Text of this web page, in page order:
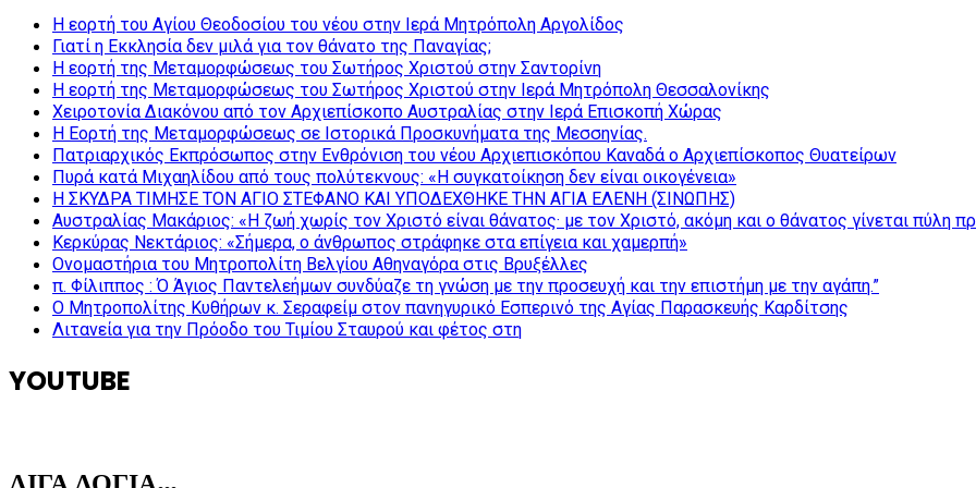
Η εορτή του Αγίου Θεοδοσίου του νέου στην Ιερά Μητρόπολη Αργολίδος
Γιατί η Εκκλησία δεν μιλά για τον θάνατο της Παναγίας;
Η εορτή της Μεταμορφώσεως του Σωτήρος Χριστού στην Σαντορίνη
Η εορτή της Μεταμορφώσεως του Σωτήρος Χριστού στην Ιερά Μητρόπολη Θεσσαλονίκης
Χειροτονία Διακόνου από τον Αρχιεπίσκοπο Αυστραλίας στην Ιερά Επισκοπή Χώρας
Η Εορτή της Μεταμορφώσεως σε Ιστορικά Προσκυνήματα της Μεσσηνίας.
Πατριαρχικός Εκπρόσωπος στην Ενθρόνιση του νέου Αρχιεπισκόπου Καναδά ο Αρχιεπίσκοπος Θυατείρων
Πυρά κατά Μιχαηλίδου από τους πολύτεκνους: «Η συγκατοίκηση δεν είναι οικογένεια»
Η ΣΚΥΔΡΑ ΤΙΜΗΣΕ ΤΟΝ ΑΓΙΟ ΣΤΕΦΑΝΟ ΚΑΙ ΥΠΟΔΕΧΘΗΚΕ ΤΗΝ ΑΓΙΑ ΕΛΕΝΗ (ΣΙΝΩΠΗΣ)
Αυστραλίας Μακάριος: «Η ζωή χωρίς τον Χριστό είναι θάνατος· με τον Χριστό, ακόμη και ο θάνατος γίνεται πύλη
Κερκύρας Νεκτάριος: «Σήμερα, ο άνθρωπος στράφηκε στα επίγεια και χαμερπή»
Ονομαστήρια του Μητροπολίτη Βελγίου Αθηναγόρα στις Βρυξέλλες
π. Φίλιππος : Ό Άγιος Παντελεήμων συνδύαζε τη γνώση με την προσευχή και την επιστήμη με την αγάπη.”
Ο Μητροπολίτης Κυθήρων κ. Σεραφείμ στον πανηγυρικό Εσπερινό της Αγίας Παρασκευής Καρδίτσης
Λιτανεία για την Πρόοδο του Τιμίου Σταυρού και φέτος στη
YOUTUBE